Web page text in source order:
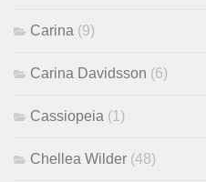
Carina (9)
Carina Davidsson (6)
Cassiopeia (1)
Chellea Wilder (48)